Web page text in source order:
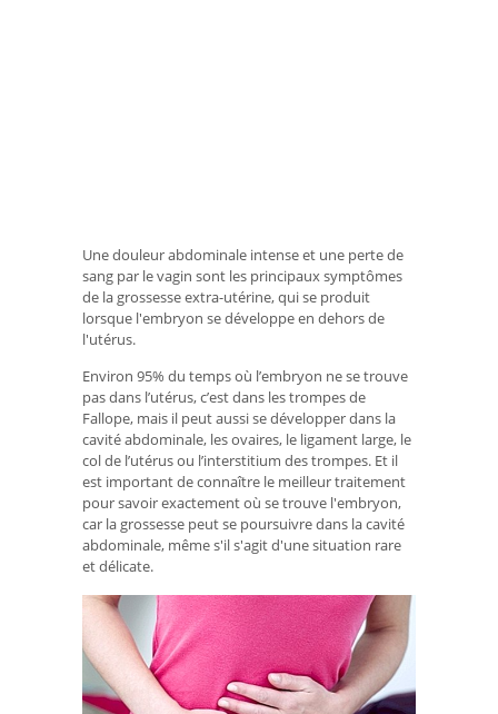
Une douleur abdominale intense et une perte de
sang par le vagin sont les principaux symptômes
de la grossesse extra-utérine, qui se produit
lorsque l'embryon se développe en dehors de
l'utérus.
Environ 95% du temps où l’embryon ne se trouve
pas dans l’utérus, c’est dans les trompes de
Fallope, mais il peut aussi se développer dans la
cavité abdominale, les ovaires, le ligament large, le
col de l’utérus ou l’interstitium des trompes. Et il
est important de connaître le meilleur traitement
pour savoir exactement où se trouve l'embryon,
car la grossesse peut se poursuivre dans la cavité
abdominale, même s'il s'agit d'une situation rare
et délicate.